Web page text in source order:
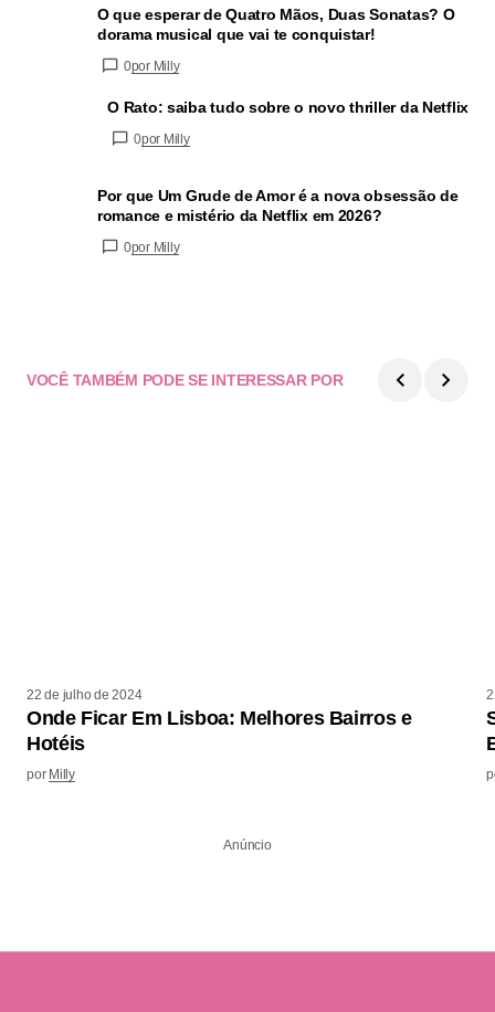
O que esperar de Quatro Mãos, Duas Sonatas? O
dorama musical que vai te conquistar!
0por Milly
O Rato: saiba tudo sobre o novo thriller da Netflix
0por Milly
Por que Um Grude de Amor é a nova obsessão de
romance e mistério da Netflix em 2026?
0por Milly
VOCÊ TAMBÉM PODE SE INTERESSAR POR
22 de julho de 2024
Onde Ficar Em Lisboa: Melhores Bairros e
Hotéis
por Milly
Anúncio